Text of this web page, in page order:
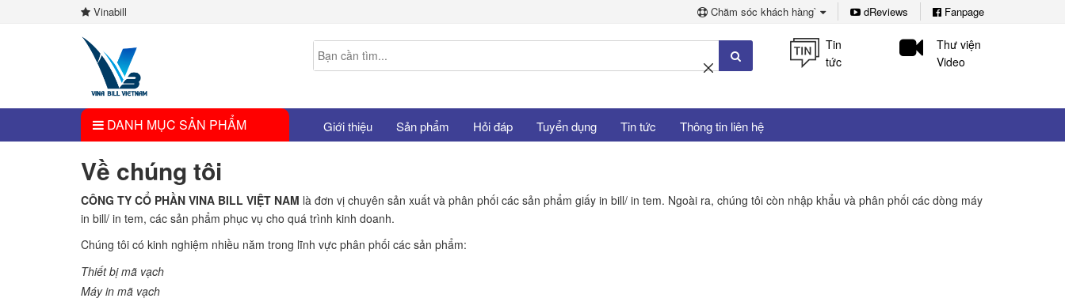
Vinabill Chăm sóc khách hàng` dReviews Fanpage
Tin
tức
Thư viện
Video
DANH MỤC SẢN PHẨM Giới thiệu Sản phẩm Hỏi đáp Tuyển dụng Tin tức Thông tin liên hệ
Về chúng tôi
CÔNG TY CỔ PHẦN VINA BILL VIỆT NAM là đơn vị chuyên sản xuất và phân phối các sản phẩm giấy in bill/ in tem. Ngoài ra, chúng tôi còn nhập khẩu và phân phối các dòng máy
in bill/ in tem, các sản phẩm phục vụ cho quá trình kinh doanh.
Chúng tôi có kinh nghiệm nhiều năm trong lĩnh vực phân phối các sản phẩm:
Thiết bị mã vạch
Máy in mã vạch